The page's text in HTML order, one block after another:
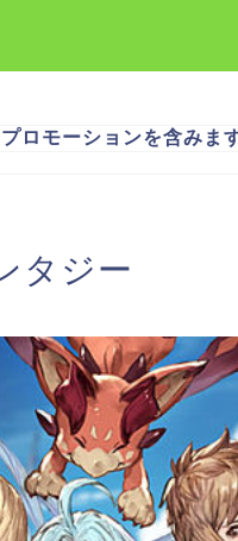
ロモーションを含みま
タジー